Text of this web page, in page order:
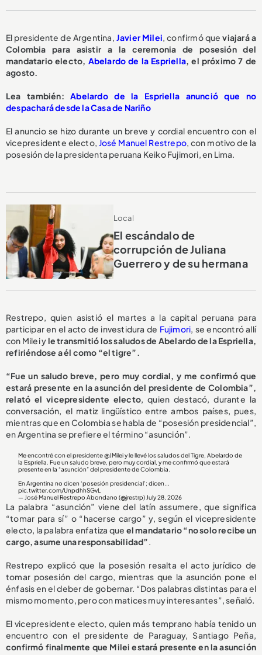
El presidente de Argentina, Javier Milei, confirmó queviajará a
Colombia para asistir a la ceremonia de posesión del
mandatario electo, Abelardo de la Espriella, el próximo 7 de
agosto.
Lea también:Abelardo de la Espriella anunció que no
despachará desde la Casa de Nariño
El anuncio se hizo durante un breve y cordial encuentro con el
vicepresidente electo, José Manuel Restrepo, con motivo de la
posesión de la presidenta peruana Keiko Fujimori, en Lima.
Local
El escándalo de
corrupción de Juliana
Guerrero y de su hermana
Restrepo, quien asistió el martes a la capital peruana para
participar en el acto de investidura de Fujimori, se encontró allí
con Milei yle transmitió los saludos de Abelardo de la Espriella,
refiriéndose a él como “el tigre”.
“Fue un saludo breve, pero muy cordial, y me confirmó que
estará presente en la asunción del presidente de Colombia”,
relató el vicepresidente electo, quien destacó, durante la
conversación, el matiz lingüístico entre ambos países, pues,
mientras que en Colombia se habla de “posesión presidencial”,
en Argentina se prefiere el término “asunción”.
Me encontré con el presidente@JMileiy le llevé los saludos del Tigre, Abelardo de
la Espriella. Fue un saludo breve, pero muy cordial, y me confirmó que estará
presente en la “asunción” del presidente de Colombia.
En Argentina no dicen ‘posesión presidencial’; dicen...
pic.twitter.com/UnpdhhSGvL
— José Manuel Restrepo Abondano (@jrestrp) July 28, 2026
La palabra “asunción” viene del latín assumere, que significa
“tomar para sí” o “hacerse cargo” y, según el vicepresidente
electo, la palabra enfatiza que el mandatario “no solo recibe un
cargo, asume una responsabilidad”.
Restrepo explicó que la posesión resalta el acto jurídico de
tomar posesión del cargo, mientras que la asunción pone el
énfasis en el deber de gobernar. “Dos palabras distintas para el
mismo momento, pero con matices muy interesantes”, señaló.
El vicepresidente electo, quien más temprano había tenido un
encuentro con el presidente de Paraguay, Santiago Peña,
confirmó finalmente que Milei estará presente en la asunción